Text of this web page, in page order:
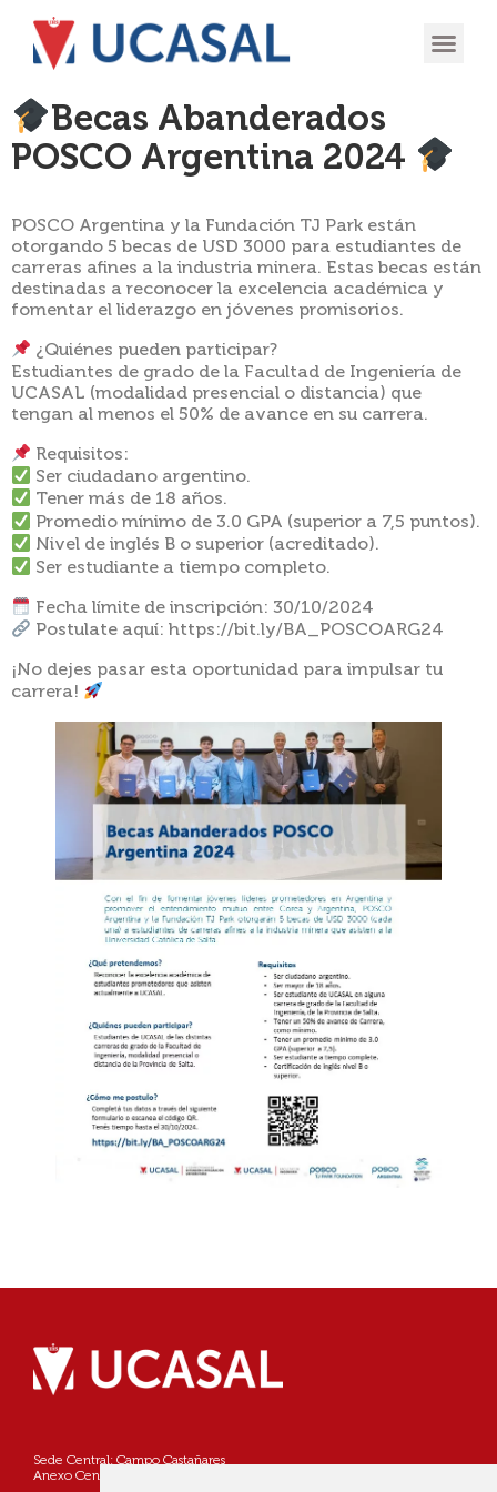
Becas Abanderados
POSCO Argentina 2024
POSCO Argentina y la Fundación TJ Park están
otorgando 5 becas de USD 3000 para estudiantes de
carreras afines a la industria minera. Estas becas están
destinadas a reconocer la excelencia académica y
fomentar el liderazgo en jóvenes promisorios.
¿Quiénes pueden participar?
Estudiantes de grado de la Facultad de Ingeniería de
UCASAL (modalidad presencial o distancia) que
tengan al menos el 50% de avance en su carrera.
Requisitos:
Ser ciudadano argentino.
Tener más de 18 años.
Promedio mínimo de 3.0 GPA (superior a 7,5 puntos).
Nivel de inglés B o superior (acreditado).
Ser estudiante a tiempo completo.
Fecha límite de inscripción: 30/10/2024
Postulate aquí: https://bit.ly/BA_POSCOARG24
¡No dejes pasar esta oportunidad para impulsar tu
carrera!
Sede Central: Campo Castañares
Anexo Centro: Pellegrini 790